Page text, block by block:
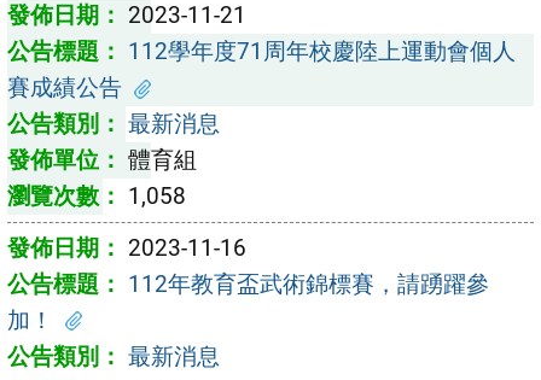
2023-11-21
112學年度71周年校慶陸上運動會個人
賽成績公告
最新消息
體育組
1,058
2023-11-16
112年教育盃武術錦標賽，請踴躍參
加！
最新消息